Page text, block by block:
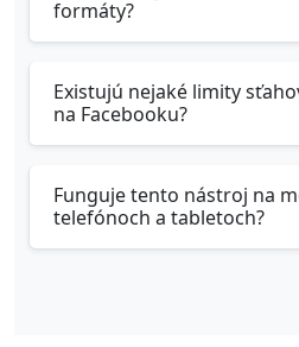
formáty?
Existujú nejaké limity
na Facebooku?
Funguje tento nástroj na
telefónoch a tabletoch?